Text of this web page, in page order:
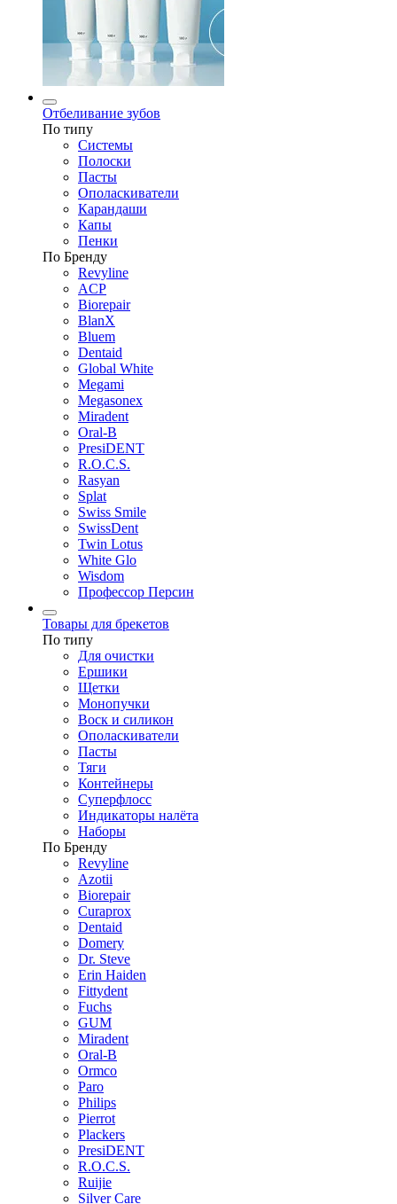
Отбеливание зубов
По типу
Системы
Полоски
Пасты
Ополаскиватели
Карандаши
Капы
Пенки
По Бренду
Revyline
ACP
Biorepair
BlanX
Bluem
Dentaid
Global White
Megami
Megasonex
Miradent
Oral-B
PresiDENT
R.O.C.S.
Rasyan
Splat
Swiss Smile
SwissDent
Twin Lotus
White Glo
Wisdom
Профессор Персин
Товары для брекетов
По типу
Для очистки
Ершики
Щетки
Монопучки
Воск и силикон
Ополаскиватели
Пасты
Тяги
Контейнеры
Суперфлосс
Индикаторы налёта
Наборы
По Бренду
Revyline
Azotii
Biorepair
Curaprox
Dentaid
Domery
Dr. Steve
Erin Haiden
Fittydent
Fuchs
GUM
Miradent
Oral-B
Ormco
Paro
Philips
Pierrot
Plackers
PresiDENT
R.O.C.S.
Ruijie
Silver Care